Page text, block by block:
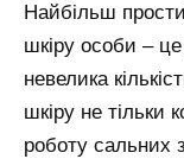
Найбільш
шкіру особи –
невелика
шкіру не тільки
роботу сальних